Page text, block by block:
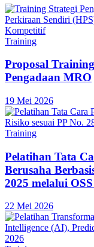
Training
Proposal
Pengadaan MRO
19 Mei 2026
Training
Pelatihan Tata
Berusaha
2025 melalui
22 Mei 2026